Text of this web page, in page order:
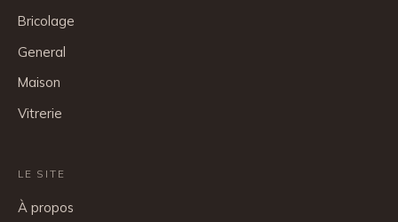
Bricolage
General
Maison
Vitrerie
LE SITE
À propos